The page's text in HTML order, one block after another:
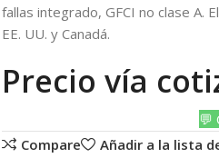
fallas integrado, GFCI no clase A.
EE. UU. y Canadá.
Precio vía
💬
Compare
Añadir a la lista